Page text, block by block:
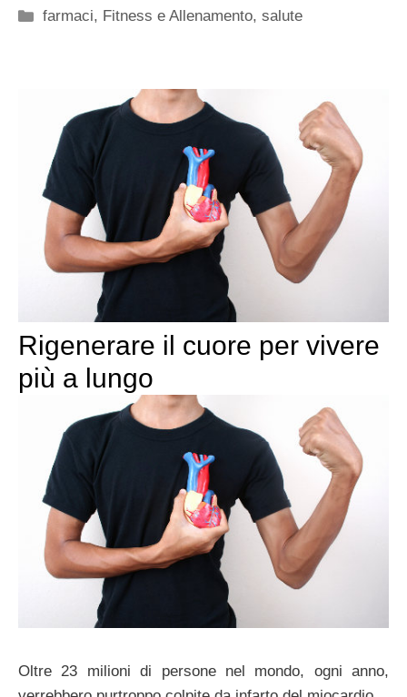
Categorie
farmaci, Fitness e Allenamento,salute
Rigenerare il cuore per vivere
più a lungo
Oltre 23 milioni di persone nel mondo, ogni anno,